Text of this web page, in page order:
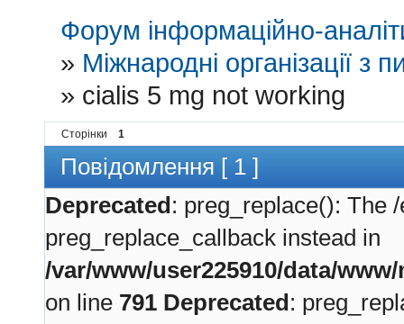
Форум інформаційно-
» Міжнародні організації з
» cialis 5 mg not working
Сторінки 1
Повідомлення [ 1 ]
Deprecated: preg_replace(): The
preg_replace_callback instead in
/var/www/user225910/data/
on line 791 Deprecated: